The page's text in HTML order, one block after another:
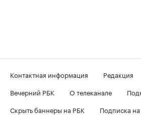
Контактная информация Редакция
Вечерний РБК
О телеканале
Скрыть баннеры на РБК
Подписка